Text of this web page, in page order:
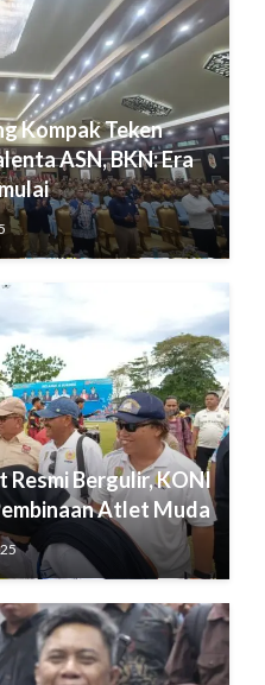
Kompak Teken
ASN, BKN: Era
Resmi Bergulir, KONI
Atlet Muda